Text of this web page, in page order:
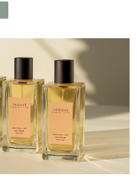
emane un caracter unic și puternic.